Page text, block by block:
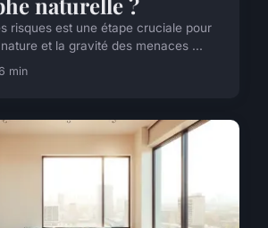
risques est une étape cruciale pour
et la gravité des menaces ...
min